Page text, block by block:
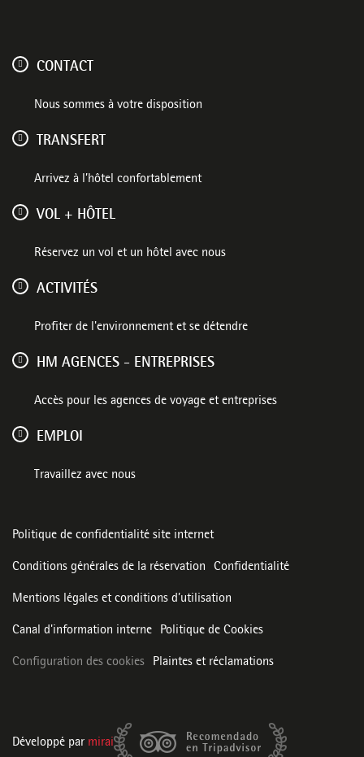
CONTACT
Nous sommes à votre disposition
TRANSFERT
Arrivez à l’hôtel confortablement
VOL + HÔTEL
Réservez un vol et un hôtel avec nous
ACTIVITÉS
Profiter de l'environnement et se détendre
HM AGENCES - ENTREPRISES
Accès pour les agences de voyage et entreprises
EMPLOI
Travaillez avec nous
Politique de confidentialité site internet
Conditions générales de la réservation Confidentialité
Mentions légales et conditions d’utilisation
Canal d'information interne Politique de Cookies
Configuration des cookies Plaintes et réclamations
Développé par mirai